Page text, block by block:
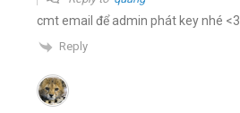
cmt email để admin phát key nhé <3
Reply